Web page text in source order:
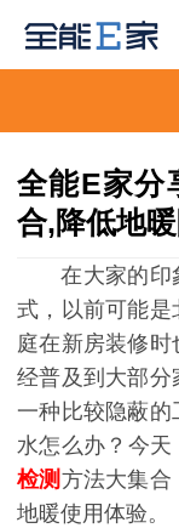
全能E家分
合,降低地
在大家的印
式，以前可能是
庭在新房装修
经普及到大部分
一种比较隐蔽的
水怎么办？今天
检测 方法大集合
地暖使用体验。